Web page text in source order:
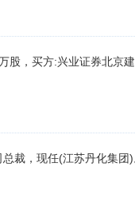
股，买方:兴业证券北京
裁，现任(江苏丹化集团)